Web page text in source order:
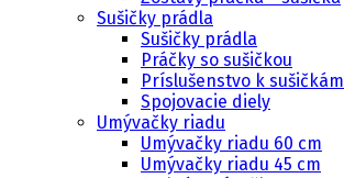
Sušičky prádla
Sušičky prádla
Práčky so sušičkou
Príslušenstvo k sušičkám
Spojovacie diely
Umývačky riadu
Umývačky riadu 60 cm
Umývačky riadu 45 cm